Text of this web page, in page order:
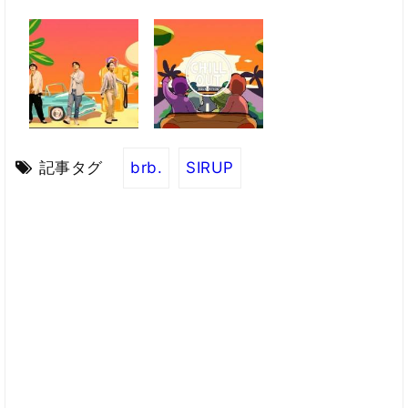
記事タグ brb. SIRUP